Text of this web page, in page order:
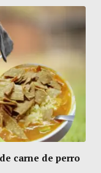
carne de perro